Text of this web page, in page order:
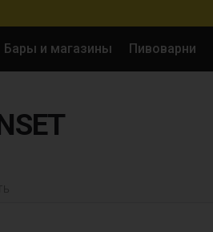
Бары и магазины Пивоварни